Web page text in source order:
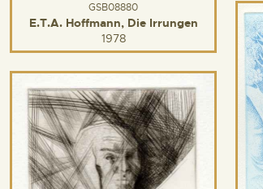
GSB08880
E.T.A. Hoffmann, Die Irrungen
1978